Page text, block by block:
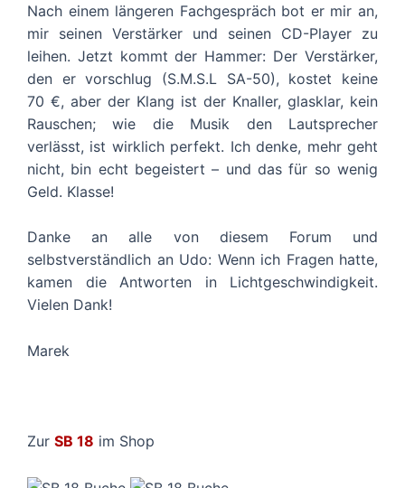
Nach einem längeren Fachgespräch bot er mir an,
mir seinen Verstärker und seinen CD-Player zu
leihen. Jetzt kommt der Hammer: Der Verstärker,
den er vorschlug (S.M.S.L SA-50), kostet keine
70 €, aber der Klang ist der Knaller, glasklar, kein
Rauschen; wie die Musik den Lautsprecher
verlässt, ist wirklich perfekt. Ich denke, mehr geht
nicht, bin echt begeistert – und das für so wenig
Geld. Klasse!
Danke an alle von diesem Forum und
selbstverständlich an Udo: Wenn ich Fragen hatte,
kamen die Antworten in Lichtgeschwindigkeit.
Vielen Dank!
Marek
Zur SB 18 im Shop